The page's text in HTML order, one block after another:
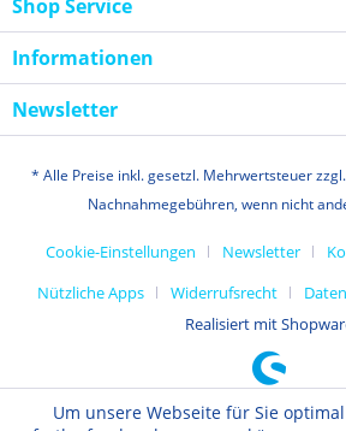
Shop Service
Informationen
Newsletter
* Alle Preise inkl. gesetzl. Mehrwertsteuer zzgl.
Nachnahmegebühren, wenn nicht
Cookie-Einstellungen Newsletter
Nützliche Apps
Widerrufsrecht
Realisiert mit
Um unsere Webseite für Sie